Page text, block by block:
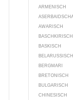
ARMENISCH
AWARISCH
BASCHKIRISCH
BASKISCH
BELARUSSISCH
BERGMARI
BRETONISCH
BULGARISCH
CHINESISCH